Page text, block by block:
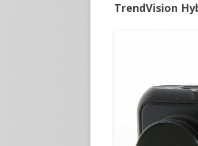
TrendVision